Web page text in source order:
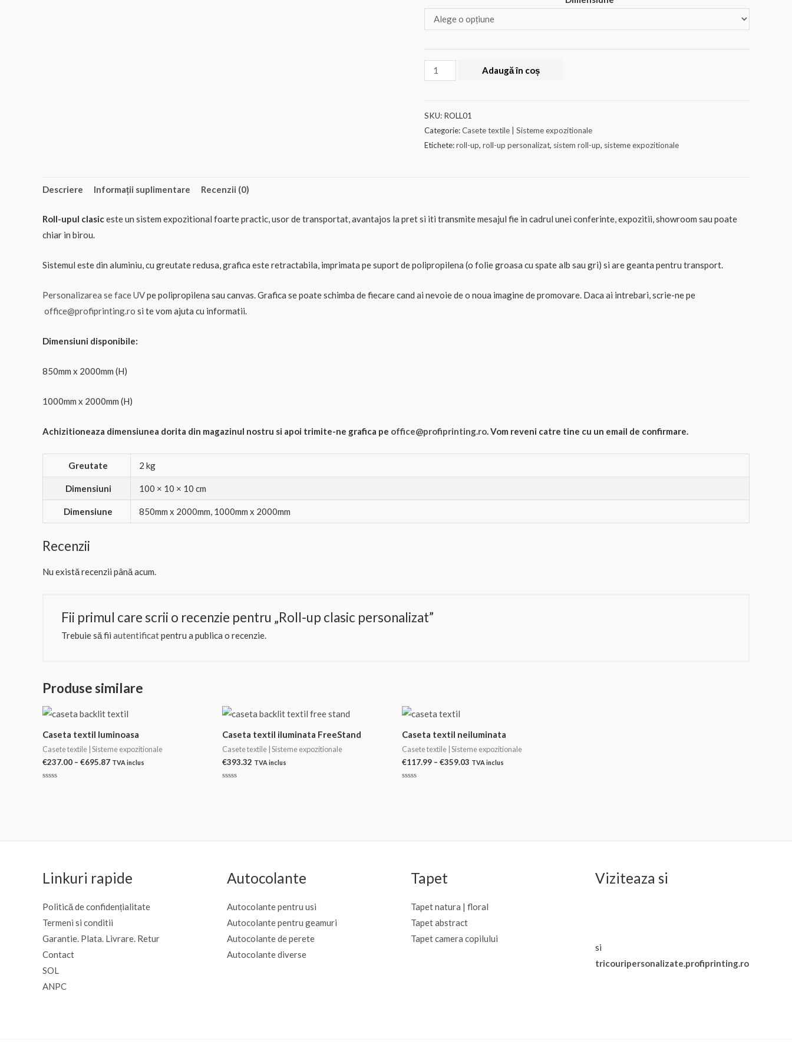
Cantitate
Roll-
clasic
personalizat
Adaugă în coș
SKU: ROLL01
Categorie:Casete textile | Sisteme expozitionale
Etichete:roll-up, roll-up personalizat, sistem roll-up, sisteme expozitionale
Descriere Informații suplimentare Recenzii (0)
Roll-upul clasiceste un sistem expozitional foarte practic, usor de transportat, avantajos la pret si iti transmite mesajul fie in cadrul unei conferinte, expozitii, showroom sau poate
chiar in birou.
Sistemul este din aluminiu, cu greutate redusa, grafica este retractabila, imprimata pe suport de polipropilena (o folie groasa cu spate alb sau gri) si are geanta pentru transport.
Personalizarea se face UVpe polipropilena sau canvas. Grafica se poate schimba de fiecare cand ai nevoie de o noua imagine de promovare. Daca ai intrebari, scrie-ne pe
office@profiprinting.ro si te vom ajuta cu informatii.
Dimensiuni disponibile:
850mm x 2000mm (H)
1000mm x 2000mm (H)
Achizitioneaza dimensiunea dorita din magazinul nostru si apoi trimite-ne grafica pe office@profiprinting.ro. Vom reveni catre tine cu un email de confirmare.
Greutate 2 kg
Dimensiuni 100 × 10 × 10 cm
Dimensiune 850mm x 2000mm, 1000mm x 2000mm
Recenzii
Nu există recenzii până acum.
Fii primul care scrii o recenzie pentru „Roll-up clasic personalizat”
Trebuie să fii autentificatpentru a publica o recenzie.
Produse similare
Caseta textil luminoasa
Casete textile | Sisteme expozitionale
€237.00 – €695.87Interval
TVA inclus
Caseta textil iluminata FreeStand
Casete textile | Sisteme expozitionale
€393.32 TVA inclus
Caseta textil neiluminata
Casete textile | Sisteme expozitionale
€117.99 – €359.03 Interval
TVA inclus
Linkuri rapide
Politică de confidențialitate
Termeni si conditii
Garantie. Plata. Livrare. Retur
Contact
SOL
ANPC
Autocolante
Autocolante pentru usi
Autocolante pentru geamuri
Autocolante de perete
Autocolante diverse
Tapet
Tapet natura | floral
Tapet abstract
Tapet camera copilului
Viziteaza si
si
tricouripersonalizate.profiprinting.ro